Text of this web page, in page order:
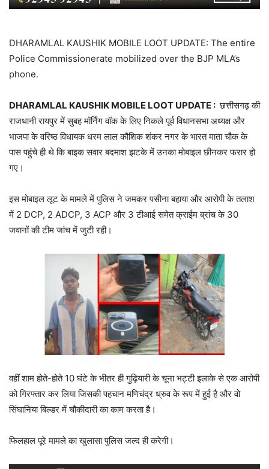
DHARAMLAL KAUSHIK MOBILE LOOT UPDATE: The entire
Police Commissionerate mobilized over the BJP MLA’s
phone.
DHARAMLAL KAUSHIK MOBILE LOOT UPDATE : छत्तीसगढ़ की
राजधानी रायपुर में सुबह मॉर्निंग वॉक के लिए निकले पूर्व विधानसभा अध्यक्ष और
भाजपा के वरिष्ठ विधायक धरम लाल कौशिक शंकर नगर के भारत माता चौक के
पास पहुंचे ही थे कि बाइक सवार बदमाश झटके में उनका मोबाइल छीनकर फरार हो
गए।
इस मोबाइल लूट के मामले में पुलिस ने जमकर पसीना बहाया और आरोपी के तलाश
में 2 DCP, 2 ADCP, 3 ACP और 3 टीआई समेत क्राईम ब्रांच के 30
जवानों की टीम जांच में जुटी रही।
वहीं शाम होते-होते 10 घंटे के भीतर ही गुढ़ियारी के चूना भट्टी इलाके से एक आरोपी
को गिरफ्तार कर लिया जिसकी पहचान मणिचंद्र ध्रुव के रूप में हुई है और वो
सिंघानिया बिल्डर में चौकीदारी का काम करता है।
फिलहाल पूरे मामले का खुलासा पुलिस जल्द ही करेगी।